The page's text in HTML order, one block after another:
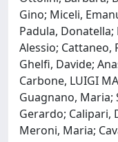
Gino; Miceli,
Padula,
Alessio; Cattaneo,
Ghelfi, Davide;
Carbone, LUIGI
Guagnano, Maria;
Gerardo; Calipari,
Meroni, Maria;